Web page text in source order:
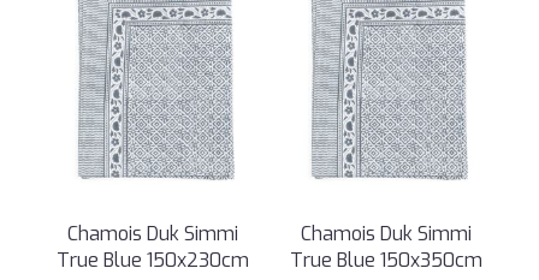
Chamois Duk Simmi
True Blue 150x230cm
Chamois Duk Simmi
True Blue 150x350cm